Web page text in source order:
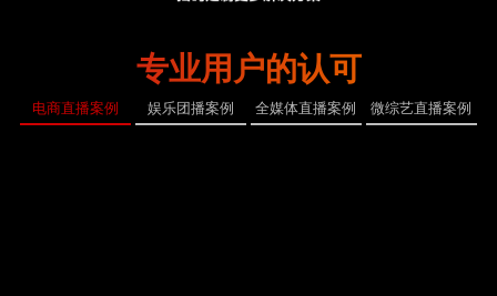
专业用户的认可
电商直播案例 娱乐团播案例 全媒体直播案例 微综艺直播案例